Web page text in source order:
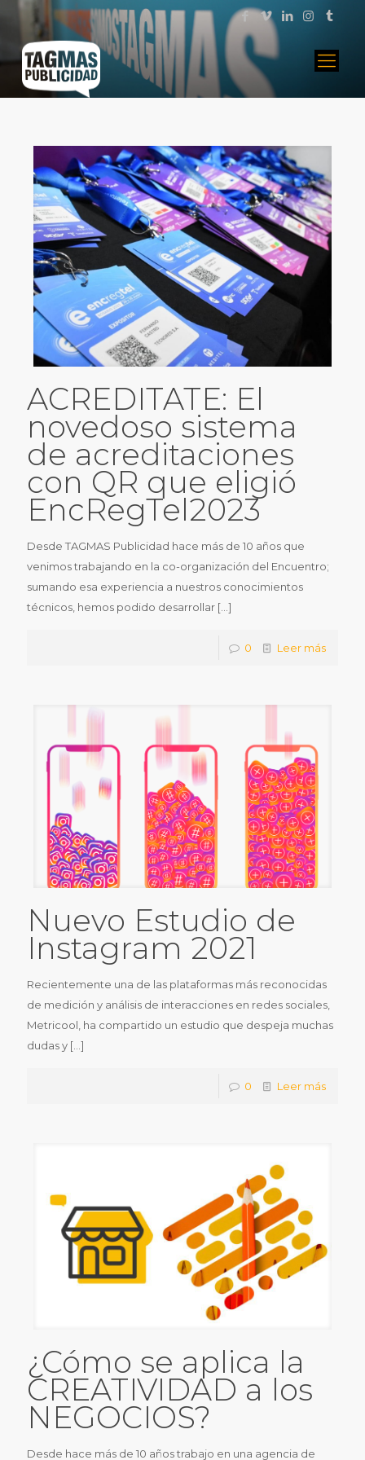
ACREDITATE: El
novedoso sistema
de acreditaciones
con QR que eligió
EncRegTel2023
Desde TAGMAS Publicidad hace más de 10 años que
venimos trabajando en la co-organización del Encuentro;
sumando esa experiencia a nuestros conocimientos
técnicos, hemos podido desarrollar […]
0 Leer más
Nuevo Estudio de
Instagram 2021
Recientemente una de las plataformas más reconocidas
de medición y análisis de interacciones en redes sociales,
Metricool, ha compartido un estudio que despeja muchas
dudas y […]
0 Leer más
¿Cómo se aplica la
CREATIVIDAD a los
NEGOCIOS?
Desde hace más de 10 años trabajo en una agencia de